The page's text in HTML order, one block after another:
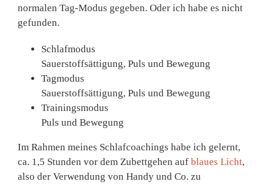
normalen Tag-Modus gegeben. Oder ich habe es nicht
gefunden.
Schlafmodus
Sauerstoffsättigung, Puls und Bewegung
Tagmodus
Sauerstoffsättigung, Puls und Bewegung
Trainingsmodus
Puls und Bewegung
Im Rahmen meines Schlafcoachings habe ich gelernt,
ca. 1,5 Stunden vor dem Zubettgehen auf blaues Licht,
also der Verwendung von Handy und Co. zu